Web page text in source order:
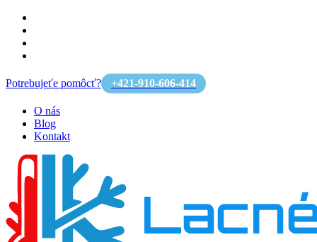
Potrebujeťe pomôcť? +421-910-606-414
O nás
Blog
Kontakt